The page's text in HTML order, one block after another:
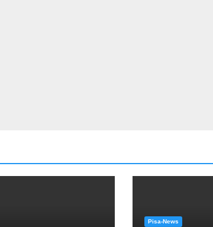
Pisa-News